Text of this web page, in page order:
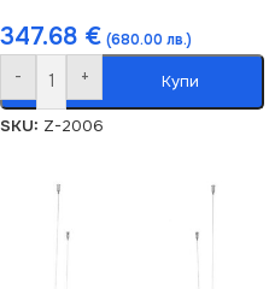
347.68 € (680.00 лв.)
- + Купи
SKU: Z-2006